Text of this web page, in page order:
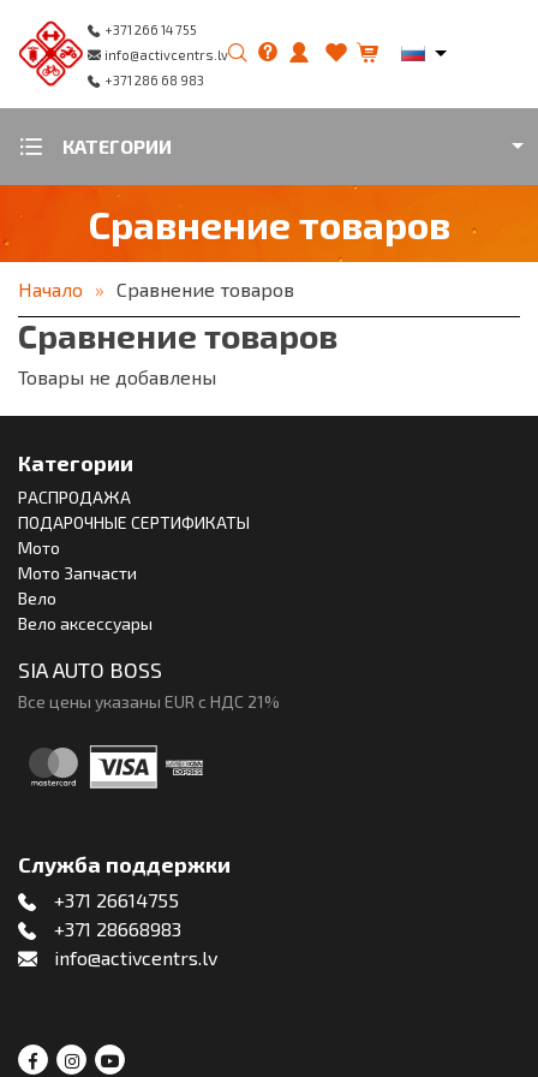
+371 266 14 755
info@activcentrs.lv
+371 286 68 983
КАТЕГОРИИ
Сравнение товаров
Начало Сравнение товаров
Сравнение товаров
Товары не добавлены
Категории
РАСПРОДАЖА
ПОДАРОЧНЫЕ СЕРТИФИКАТЫ
Мото
Мото Запчасти
Вело
Вело аксессуары
SIA AUTO BOSS
Все цены указаны EUR с НДС 21%
Служба поддержки
+371 26614755
+371 28668983
info@activcentrs.lv